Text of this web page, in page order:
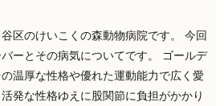
区のけいこくの森動物病院です。 今回
ーとその病気についてです。 ゴールデ
温厚な性格や優れた運動能力で広く愛
発な性格ゆえに股関節に負担がかかり